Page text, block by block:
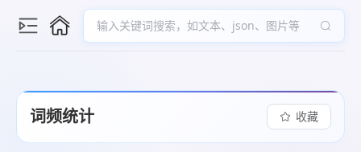
输入关键词搜索，如文本、json、图片等
词频统计 收藏